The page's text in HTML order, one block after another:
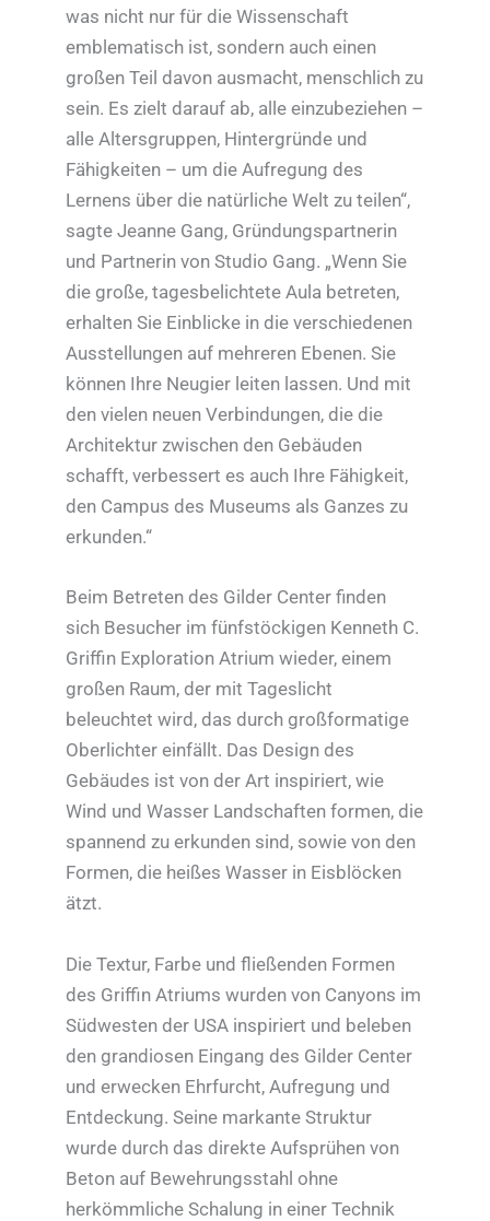
was nicht nur für die Wissenschaft
emblematisch ist, sondern auch einen
großen Teil davon ausmacht, menschlich zu
sein. Es zielt darauf ab, alle einzubeziehen –
alle Altersgruppen, Hintergründe und
Fähigkeiten – um die Aufregung des
Lernens über die natürliche Welt zu teilen“,
sagte Jeanne Gang, Gründungspartnerin
und Partnerin von Studio Gang. „Wenn Sie
die große, tagesbelichtete Aula betreten,
erhalten Sie Einblicke in die verschiedenen
Ausstellungen auf mehreren Ebenen. Sie
können Ihre Neugier leiten lassen. Und mit
den vielen neuen Verbindungen, die die
Architektur zwischen den Gebäuden
schafft, verbessert es auch Ihre Fähigkeit,
den Campus des Museums als Ganzes zu
erkunden.“
Beim Betreten des Gilder Center finden
sich Besucher im fünfstöckigen Kenneth C.
Griffin Exploration Atrium wieder, einem
großen Raum, der mit Tageslicht
beleuchtet wird, das durch großformatige
Oberlichter einfällt. Das Design des
Gebäudes ist von der Art inspiriert, wie
Wind und Wasser Landschaften formen, die
spannend zu erkunden sind, sowie von den
Formen, die heißes Wasser in Eisblöcken
ätzt.
Die Textur, Farbe und fließenden Formen
des Griffin Atriums wurden von Canyons im
Südwesten der USA inspiriert und beleben
den grandiosen Eingang des Gilder Center
und erwecken Ehrfurcht, Aufregung und
Entdeckung. Seine markante Struktur
wurde durch das direkte Aufsprühen von
Beton auf Bewehrungsstahl ohne
herkömmliche Schalung in einer Technik